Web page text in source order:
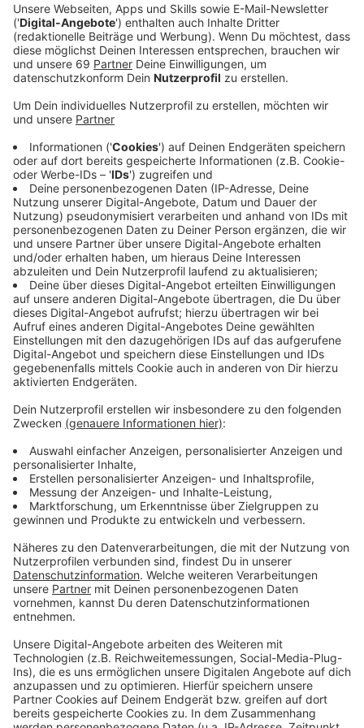
die Leseförderung von Kindern mit
Fluchterfahrung stark machen. Unter dem Motto
"Lesen bringt uns weiter. Lesestart für
Flüchtlingskinder" haben sie ein
Leseförderprogramm für geflüchtete Kinder
entwickelt, das zunächst bis 2021 läuft.
Veröffentlicht: Dienstag, 03.12.2019 15:30
Anzeige
Das Programm stattet Kinder in
Erstaufnahmeeinrichtungen im Alter von null bis fünf
Jahren mit einem Lesestart-Set aus, das ihnen das
Ankommen und die Integration erleichtert. In einer
kleinen Baumwolltasche liegt ein jährlich neues,
altersgerechtes Wortbilderbuch. Farbenfroh werden
Alltagsszenen gezeigt, die das Leben in Deutschland
beschreiben und erste deutsche Wörter vermittelt.
Bildern, wie Vorlesen und Erzählen zu einer
wird. Über 100 dieser Lesestart-Sets freute sich jetzt
das Amt für Schule und Weiterbildung. Die Taschen
werden vom "MitSprache-Team", der Bildungsberatung
und den Fallscouts für Grundschulen an interessierte
Anzeige
Mehr Informationen und viele Ideen und Tipps zum
Vorlesen und Erzählen mit geflüchteten Kindern gibt
es im Netz unterwww.lesen-bringt-uns-weiter.de.
Anzeige